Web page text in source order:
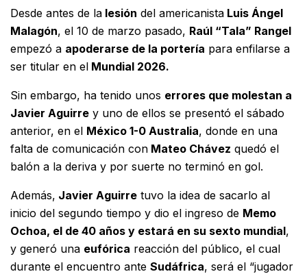
Desde antes de la lesión del americanista Luis Ángel
Malagón, el 10 de marzo pasado, Raúl “Tala” Rangel
empezó a apoderarse de la portería para enfilarse a
ser titular en el Mundial 2026.
Sin embargo, ha tenido unos errores que molestan a
Javier Aguirre y uno de ellos se presentó el sábado
anterior, en el México 1-0 Australia, donde en una
falta de comunicación con Mateo Chávez quedó el
balón a la deriva y por suerte no terminó en gol.
Además, Javier Aguirre tuvo la idea de sacarlo al
inicio del segundo tiempo y dio el ingreso de Memo
Ochoa, el de 40 años y estará en su sexto mundial,
y generó una eufórica reacción del público, el cual
durante el encuentro ante Sudáfrica, será el “jugador